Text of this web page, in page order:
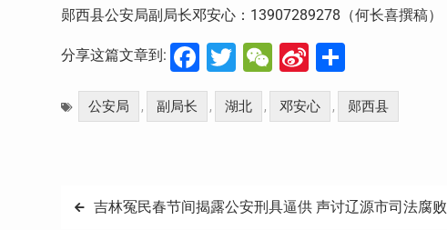
郧西县公安局副局长邓安心：13907289278（何长喜撰稿）
分享这篇文章到: Facebook
Twitter
WeChat
Sina
Weibo
享
公安局 , 副局长 , 湖北 , 邓安心 , 郧西县
文 吉林冤民春节间揭露公安刑具逼供 声讨辽源市司法腐败